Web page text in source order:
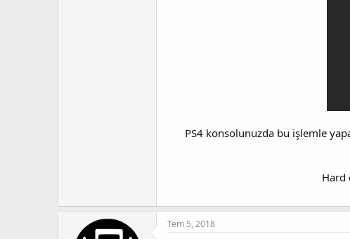
PS4 konsolunuzda bu işlemle
Hard
Tem 5, 2018